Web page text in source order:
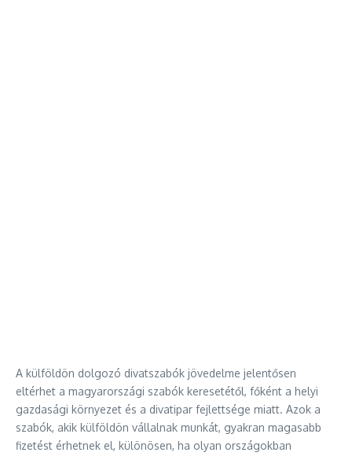
A külföldön dolgozó divatszabók jövedelme jelentősen
eltérhet a magyarországi szabók keresetétől, főként a helyi
gazdasági környezet és a divatipar fejlettsége miatt. Azok a
szabók, akik külföldön vállalnak munkát, gyakran magasabb
fizetést érhetnek el, különösen, ha olyan országokban